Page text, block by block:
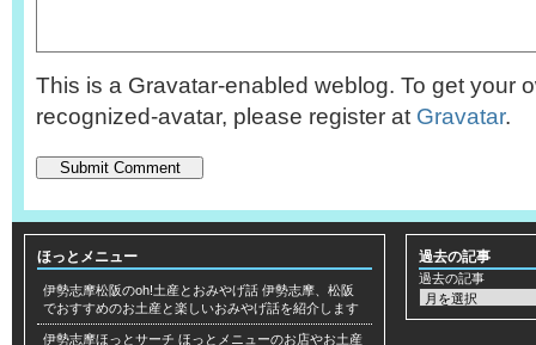
This is a Gravatar-enabled weblog. To get your
recognized-avatar, please register at Gravatar.
ほっとメニュー
伊勢志摩松阪のoh!土産とおみやげ話 伊勢志摩、松阪
でおすすめのお土産と楽しいおみやげ話を紹介します
伊勢志摩ほっとサーチ ほっとメニューのお店やお土産
過去の記事
過去の記事